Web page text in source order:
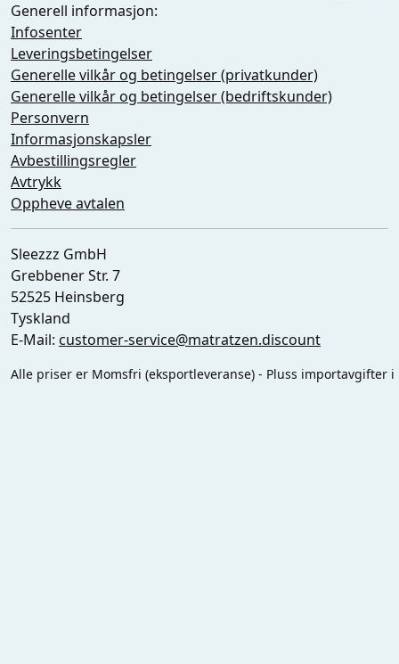
Generell informasjon:
Infosenter
Leveringsbetingelser
Generelle vilkår og betingelser (privatkunder)
Generelle vilkår og betingelser (bedriftskunder)
Personvern
Informasjonskapsler
Avbestillingsregler
Avtrykk
Oppheve avtalen
Sleezzz GmbH
Grebbener Str. 7
52525 Heinsberg
Tyskland
E-Mail: customer-service@matratzen.discount
Alle priser er Momsfri (eksportleveranse) - Pluss importavgifter i